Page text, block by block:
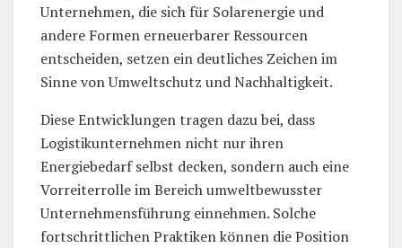
Unternehmen, die sich für Solarenergie und
andere Formen erneuerbarer Ressourcen
entscheiden, setzen ein deutliches Zeichen im
Sinne von Umweltschutz und Nachhaltigkeit.
Diese Entwicklungen tragen dazu bei, dass
Logistikunternehmen nicht nur ihren
Energiebedarf selbst decken, sondern auch eine
Vorreiterrolle im Bereich umweltbewusster
Unternehmensführung einnehmen. Solche
fortschrittlichen Praktiken können die Position